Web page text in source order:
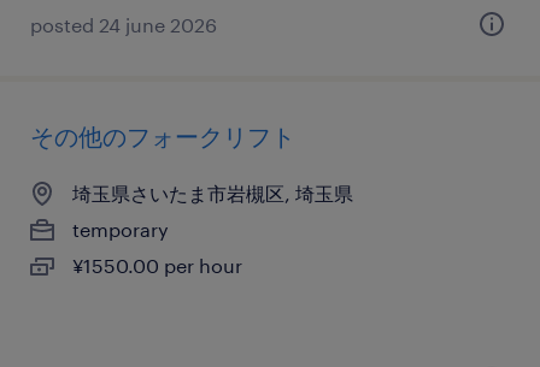
posted 24 june 2026
その他のフォークリフト
埼玉県さいたま市岩槻区, 埼玉県
temporary
¥1550.00 per hour